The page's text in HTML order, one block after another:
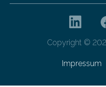
Copyright ©
Impressum